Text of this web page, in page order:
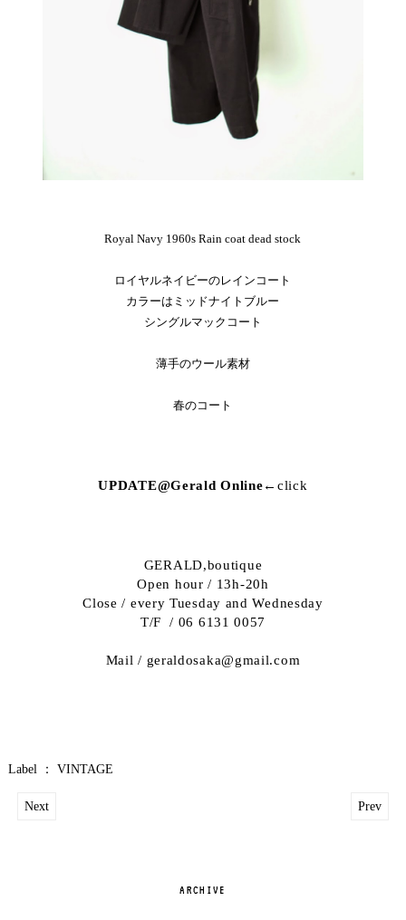
Royal Navy 1960s Rain coat dead stock
ロイヤルネイビーのレインコート
カラーはミッドナイトブルー
シングルマックコート
薄手のウール素材
春のコート
UPDATE@Gerald Online←click
GERALD,boutique
Open hour / 13h-20h
Close / every Tuesday and Wednesday
T/F / 06 6131 0057
Mail / geraldosaka@gmail.com
Label ： VINTAGE
Next Prev
ARCHIVE